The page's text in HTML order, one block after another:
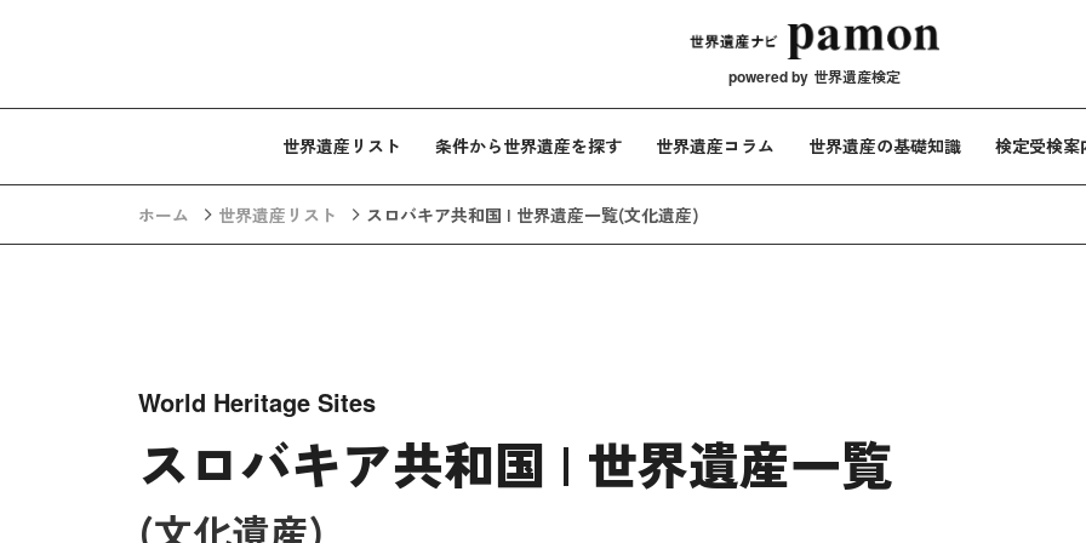
メインナビゲ
powered by 世界遺産検定
世界遺産リスト 条件から世界遺産を探す 世界遺産コラム 世界遺産の基礎知識 検定受検案
ホーム 世界遺産リスト スロバキア共和国 | 世界遺産一覧(文化遺産)
World Heritage Sites
スロバキア共和国 | 世界遺産一覧
(文化遺産)